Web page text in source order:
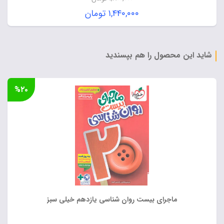
قیمت
اصلی:
بود.
۱,۴۴۰,۰۰۰ تومان
قیمت
۱,۴۴۰,۰۰۰ تومان.شاید این محصول را هم بپسندید
ماجرای بیست روان شناسی یازدهم خیلی سبز
%۲۰